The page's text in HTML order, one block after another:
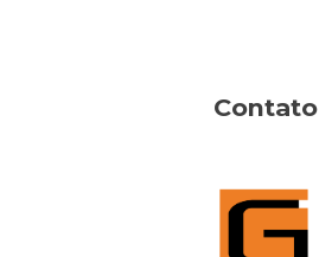
Contato